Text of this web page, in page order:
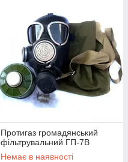
Протигаз громадянський
фільтрувальний ГП-7В
Немає в наявності